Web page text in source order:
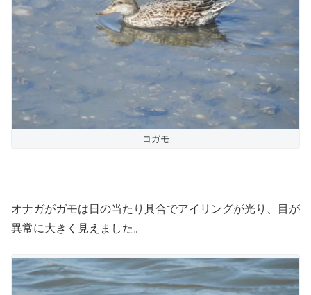
コガモ
オナガがガモは日の当たり具合でアイリングが光り、目が
異常に大きく見えました。